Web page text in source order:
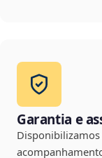
Garantia e